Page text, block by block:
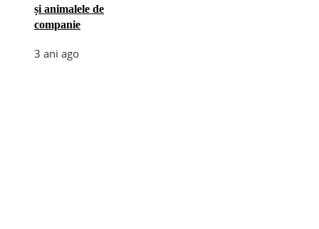
și animalele de
companie
3 ani ago